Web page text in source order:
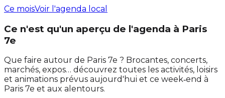
Ce moisVoir l'agenda local
Ce n'est qu'un aperçu de l'agenda à Paris
7e
Que faire autour de Paris 7e ? Brocantes, concerts,
marchés, expos… découvrez toutes les activités, loisirs
et animations prévus aujourd'hui et ce week‑end à
Paris 7e et aux alentours.